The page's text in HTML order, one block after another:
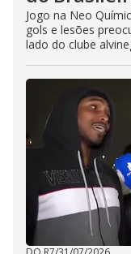
Jogo na Neo
gols e lesões
lado do clube